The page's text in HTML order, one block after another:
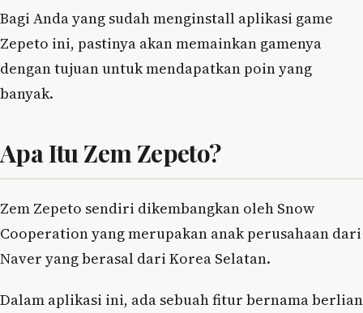
Bagi Anda yang sudah menginstall aplikasi game
Zepeto ini, pastinya akan memainkan gamenya
dengan tujuan untuk mendapatkan poin yang
banyak.
Apa Itu Zem Zepeto?
Zem Zepeto sendiri dikembangkan oleh Snow
Cooperation yang merupakan anak perusahaan dari
Naver yang berasal dari Korea Selatan.
Dalam aplikasi ini, ada sebuah fitur bernama berlian